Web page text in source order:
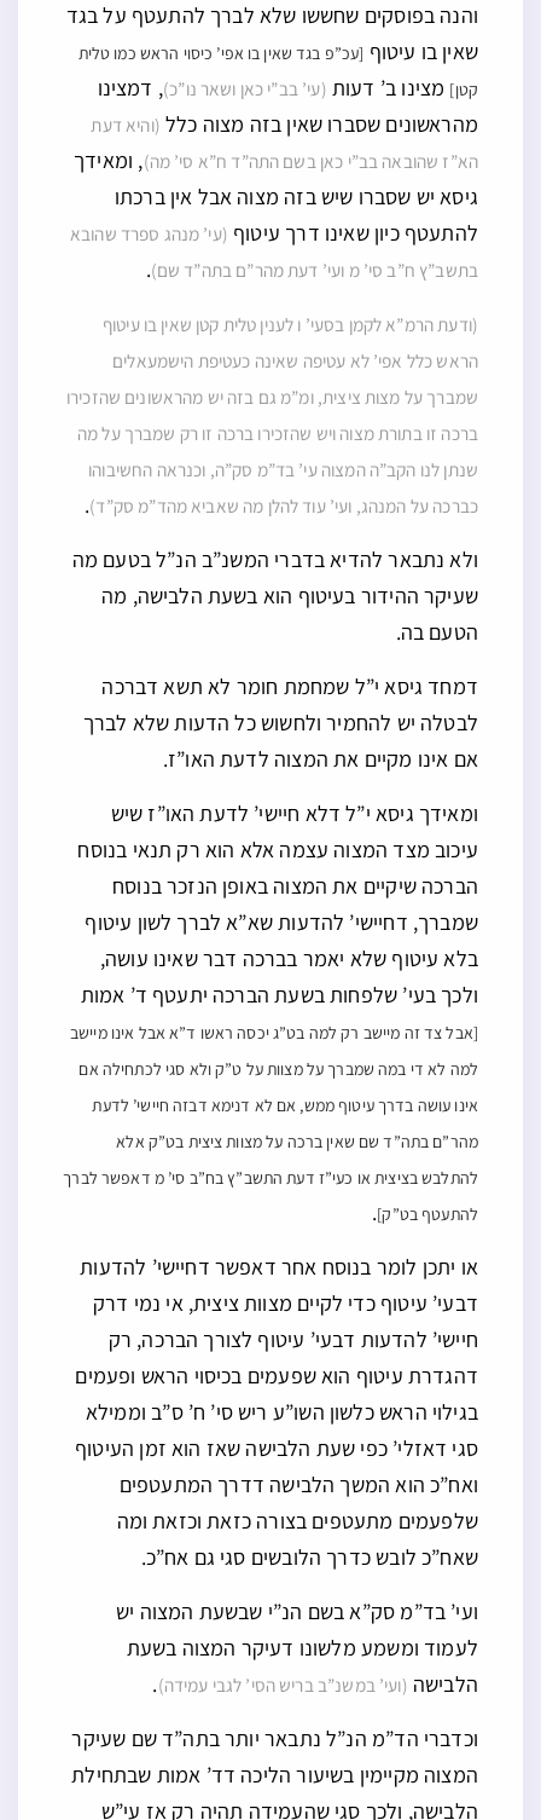
והנה בפוסקים שחששו שלא לברך להתעטף על בגד
שאין בו עיטוף [עכ”פ בגד שאין בו אפי’ כיסוי הראש כמו טלית
קטן] מצינו ב’ דעות (עי’ בב”י כאן ושאר נו”כ), דמצינו
מהראשונים שסברו שאין בזה מצוה כלל (והיא דעת
הא”ז שהובאה בב”י כאן בשם התה”ד ח”א סי’ מה), ומאידך
גיסא יש שסברו שיש בזה מצוה אבל אין ברכתו
להתעטף כיון שאינו דרך עיטוף (עי’ מנהג ספרד שהובא
בתשב”ץ ח”ב סי’ מ ועי’ דעת מהר”ם בתה”ד שם).
(ודעת הרמ”א לקמן בסעי’ ו לענין טלית קטן שאין בו עיטוף
הראש כלל אפי’ לא עטיפה שאינה כעטיפת הישמעאלים
שמברך על מצות ציצית, ומ”מ גם בזה יש מהראשונים שהזכירו
ברכה זו בתורת מצוה ויש שהזכירו ברכה זו רק שמברך על מה
שנתן לנו הקב”ה המצוה עי’ בד”מ סק”ה, וכנראה החשיבוהו
כברכה על המנהג, ועי’ עוד להלן מה שאביא מהד”מ סק”ד).
ולא נתבאר להדיא בדברי המשנ”ב הנ”ל בטעם מה
שעיקר ההידור בעיטוף הוא בשעת הלבישה, מה
הטעם בה.
דמחד גיסא י”ל שמחמת חומר לא תשא דברכה
לבטלה יש להחמיר ולחשוש כל הדעות שלא לברך
אם אינו מקיים את המצוה לדעת האו”ז.
ומאידך גיסא י”ל דלא חיישי’ לדעת האו”ז שיש
עיכוב מצד המצוה עצמה אלא הוא רק תנאי בנוסח
הברכה שיקיים את המצוה באופן הנזכר בנוסח
שמברך, דחיישי’ להדעות שא”א לברך לשון עיטוף
בלא עיטוף שלא יאמר בברכה דבר שאינו עושה,
ולכך בעי’ שלפחות בשעת הברכה יתעטף ד’ אמות
[אבל צד זה מיישב רק למה בט”ג יכסה ראשו ד”א אבל אינו מיישב
למה לא די במה שמברך על מצוות על ט”ק ולא סגי לכתחילה אם
אינו עושה בדרך עיטוף ממש, אם לא דנימא דבזה חיישי’ לדעת
מהר”ם בתה”ד שם שאין ברכה על מצוות ציצית בט”ק אלא
להתלבש בציצית או כעי”ז דעת התשב”ץ בח”ב סי’ מ דאפשר לברך
להתעטף בט”ק].
או יתכן לומר בנוסח אחר דאפשר דחיישי’ להדעות
דבעי’ עיטוף כדי לקיים מצוות ציצית, אי נמי דרק
חיישי’ להדעות דבעי’ עיטוף לצורך הברכה, רק
דהגדרת עיטוף הוא שפעמים בכיסוי הראש ופעמים
בגילוי הראש כלשון השו”ע ריש סי’ ח’ ס”ב וממילא
סגי דאזלי’ כפי שעת הלבישה שאז הוא זמן העיטוף
ואח”כ הוא המשך הלבישה דדרך המתעטפים
שלפעמים מתעטפים בצורה כזאת וכזאת ומה
שאח”כ לובש כדרך הלובשים סגי גם אח”כ.
ועי’ בד”מ סק”א בשם הנ”י שבשעת המצוה יש
לעמוד ומשמע מלשונו דעיקר המצוה בשעת
הלבישה (ועי’ במשנ”ב בריש הסי’ לגבי עמידה).
וכדברי הד”מ הנ”ל נתבאר יותר בתה”ד שם שעיקר
המצוה מקיימין בשיעור הליכה דד’ אמות שבתחילת
הלבישה, ולכך סגי שהעמידה תהיה רק אז עי”ש